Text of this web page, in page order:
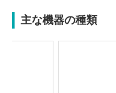
主な機器の種類